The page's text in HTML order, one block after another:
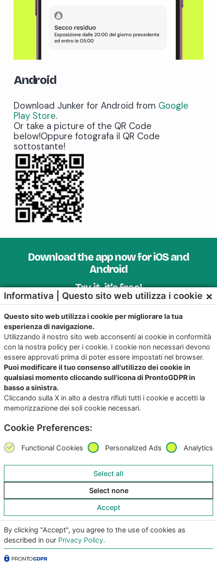
Android
Download Junker for Android from Google
Play Store.
Or take a picture of the QR Code
below!Oppure fotografa il QR Code
sottostante!
Download the app now for iOS and
Android
Try it, it’s free!
Copyright ©2026 Giunko srl | All Rights Reserved |
Powered by
Via di Corticella 205/N, 40128 Bologna – PI
03347871208
Termini & Condizioni
Etico Giunko|Politica Aziendale|CSA Star Registry|
CSA Star Self Assessment| ACN: QUALIFICA livello CQ1,
ID SA-7060
| |
Informativa | Questo sito web utilizza i cookie ×
Questo sito web utilizza i cookie per migliorare la tua
esperienza di navigazione.
Utilizzando il nostro sito web acconsenti ai cookie in conformità
con la nostra policy per i cookie. I cookie non necessari devono
essere approvati prima di poter essere impostati nel browser.
Puoi modificare il tuo consenso all'utilizzo dei cookie in
qualsiasi momento cliccando sull'icona di ProntoGDPR in
basso a sinistra.
Cliccando sulla X in alto a destra rifiuti tutti i cookie e accetti la
memorizzazione dei soli cookie necessari.
Cookie Preferences:
Functional Cookies Personalized Ads Analytics
Select all
Select none
Accept
By clicking "Accept", you agree to the use of cookies as
described in our Privacy Policy.